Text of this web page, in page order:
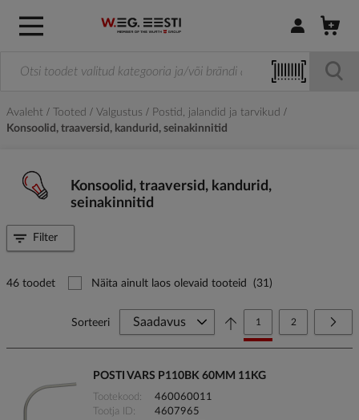
Logi sisse /
Avaleht Tooted Valgustus
Postid, jalandid ja tarvikud
Konsoolid, traaversid, kandurid, seinakinnitid
Konsoolid, traaversid, kandurid,
seinakinnitid
46 toodet Näita ainult laos olevaid tooteid (31)
PageYou're currently reading
1 Page
2
Sorteeri
POSTI VARS P110BK 60MM 11KG
Tootekood
460060011
Tootja ID
4607965
Filter